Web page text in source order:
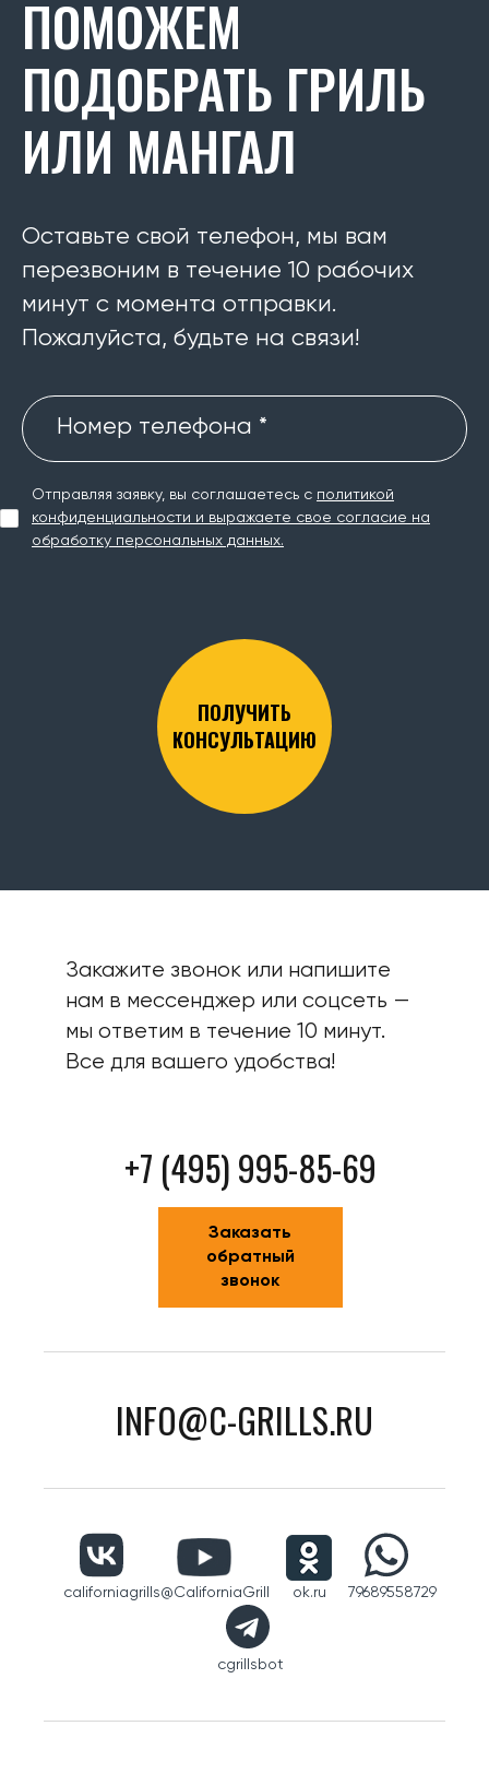
ПОМОЖЕМ
ПОДОБРАТЬ ГРИЛЬ
ИЛИ МАНГАЛ
Оставьте свой телефон, мы вам
перезвоним в течение 10 рабочих
минут с момента отправки.
Пожалуйста, будьте на связи!
Номер телефона *
Отправляя заявку, вы соглашаетесь с политикой
конфиденциальности и выражаете свое согласие на
обработку персональных данных.
ПОЛУЧИТЬ
КОНСУЛЬТАЦИЮ
Закажите звонок или напишите
нам в мессенджер или соцсеть —
мы ответим в течение 10 минут.
Все для вашего удобства!
+7 (495) 995-85-69
Заказать
обратный
звонок
INFO@C-GRILLS.RU
californiagrills@CaliforniaGrill ok.ru 79689558729
cgrillsbot